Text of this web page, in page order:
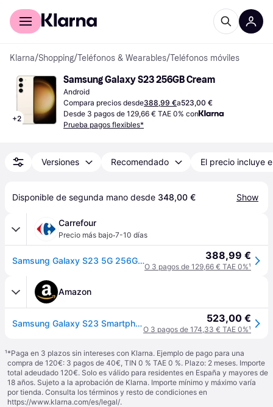
Comprar con Klarna
Klarna/Shopping/Teléfonos & Wearables/Teléfonos móviles
+2
Samsung Galaxy S23 256GB Cream
Android
Compara precios desde388,99 €a523,00 €
Desde 3 pagos de 129,66 € TAE 0% con
Prueba pagos flexibles*
Versiones Recomendado El precio incluye
Disponible de segunda mano desde 348,00 € Show
Carrefour
Precio más bajo·7-10 días
Samsung Galaxy S23 5G 256GB + 8GB RAM - Blanco 388,99 €
O 3 pagos de 129,66 € TAE 0%¹
Amazon
Samsung Galaxy S23 Smartphone Android 5G 8GB RAM AI Display 6.1" Dynamic AMOLED 2X Fotocamera 50MP 3.900 mAh (Crema, 256 GB) 523,00 €
O 3 pagos de 174,33 € TAE 0%¹
¹*Paga en 3 plazos sin intereses con Klarna. Ejemplo de pago para una
compra de 120€: 3 pagos de 40€, TIN 0 % TAE 0 %. Plazo: 2 meses. Importe
total adeudado 120€. Solo es válido para residentes en España y mayores de
18 años. Sujeto a la aprobación de Klarna. Importe mínimo y máximo varía
por tienda. Consulta los términos y resto de condiciones en
https://www.klarna.com/es/legal/.